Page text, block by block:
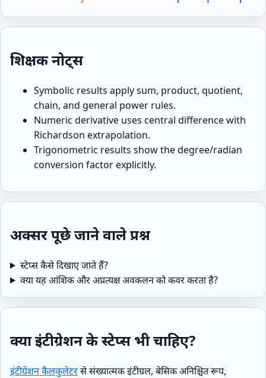
शिक्षक नोट्स
Symbolic results apply sum, product, quotient,
chain, and general power rules.
Numeric derivative uses central difference with
Richardson extrapolation.
Trigonometric results show the degree/radian
conversion factor explicitly.
अक्सर पूछे जाने वाले प्रश्न
स्टेप्स कैसे दिखाए जाते हैं?
क्या यह आंशिक और अप्रत्यक्ष अवकलन को कवर करता है?
क्या इंटीग्रेशन के स्टेप्स भी चाहिए?
इंटीग्रेशन कैलकुलेटरसे संख्यात्मक इंटीग्रल, बेसिक अनिश्चित रूप,